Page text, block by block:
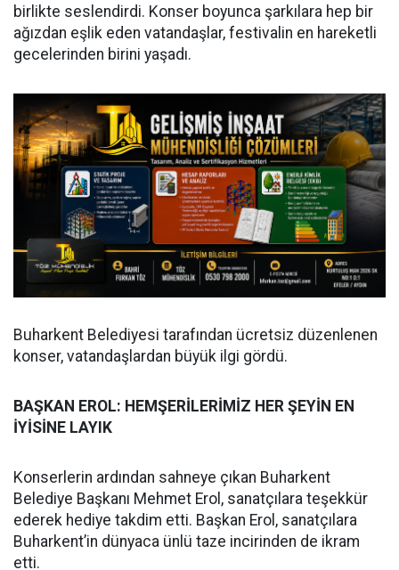
birlikte seslendirdi. Konser boyunca şarkılara hep bir
ağızdan eşlik eden vatandaşlar, festivalin en hareketli
gecelerinden birini yaşadı.
Buharkent Belediyesi tarafından ücretsiz düzenlenen
konser, vatandaşlardan büyük ilgi gördü.
BAŞKAN EROL: HEMŞERİLERİMİZ HER ŞEYİN EN
İYİSİNE LAYIK
Konserlerin ardından sahneye çıkan Buharkent
Belediye Başkanı Mehmet Erol, sanatçılara teşekkür
ederek hediye takdim etti. Başkan Erol, sanatçılara
Buharkent’in dünyaca ünlü taze incirinden de ikram
etti.